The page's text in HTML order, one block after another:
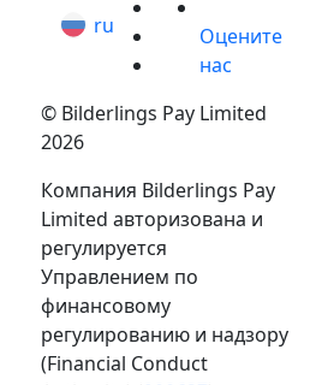
ru
Оцените
нас
© Bilderlings Pay Limited
2026
Компания Bilderlings Pay
Limited авторизована и
регулируется
Управлением по
финансовому
регулированию и надзору
(Financial Conduct